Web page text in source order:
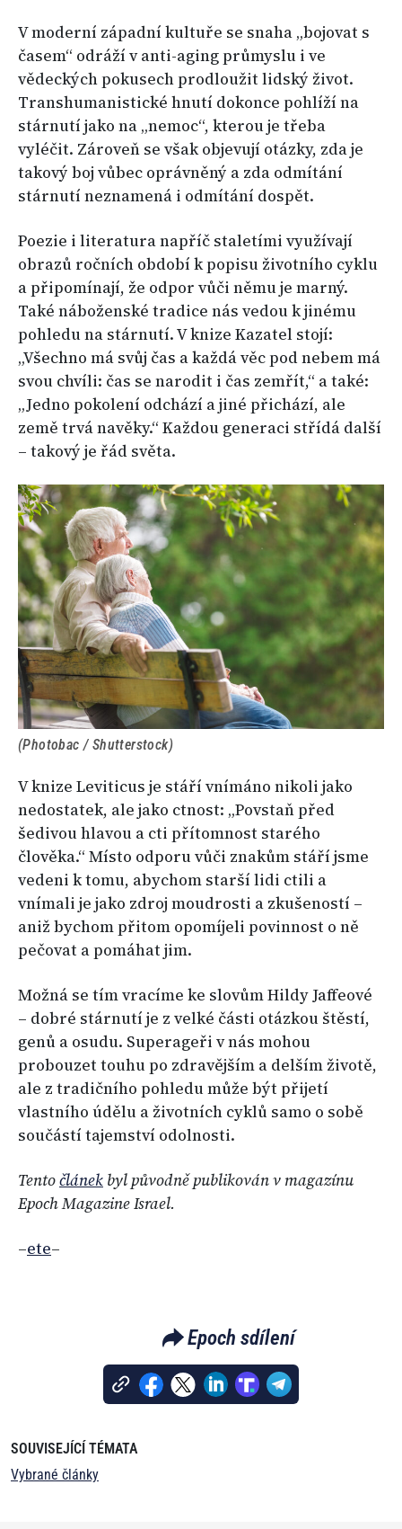
V moderní západní kultuře se snaha „bojovat s
časem“ odráží v anti-aging průmyslu i ve
vědeckých pokusech prodloužit lidský život.
Transhumanistické hnutí dokonce pohlíží na
stárnutí jako na „nemoc“, kterou je třeba
vyléčit. Zároveň se však objevují otázky, zda je
takový boj vůbec oprávněný a zda odmítání
stárnutí neznamená i odmítání dospět.
Poezie i literatura napříč staletími využívají
obrazů ročních období k popisu životního cyklu
a připomínají, že odpor vůči němu je marný.
Také náboženské tradice nás vedou k jinému
pohledu na stárnutí. V knize Kazatel stojí:
„Všechno má svůj čas a každá věc pod nebem má
svou chvíli: čas se narodit i čas zemřít,“ a také:
„Jedno pokolení odchází a jiné přichází, ale
země trvá navěky.“ Každou generaci střídá další
– takový je řád světa.
(Photobac / Shutterstock)
V knize Leviticus je stáří vnímáno nikoli jako
nedostatek, ale jako ctnost: „Povstaň před
šedivou hlavou a cti přítomnost starého
člověka.“ Místo odporu vůči znakům stáří jsme
vedeni k tomu, abychom starší lidi ctili a
vnímali je jako zdroj moudrosti a zkušeností –
aniž bychom přitom opomíjeli povinnost o ně
pečovat a pomáhat jim.
Možná se tím vracíme ke slovům Hildy Jaffeové
– dobré stárnutí je z velké části otázkou štěstí,
genů a osudu. Superageři v nás mohou
probouzet touhu po zdravějším a delším životě,
ale z tradičního pohledu může být přijetí
vlastního údělu a životních cyklů samo o sobě
součástí tajemství odolnosti.
Tentočlánek byl původně publikován v magazínu
Epoch Magazine Israel.
–ete–
Epoch sdílení
SOUVISEJÍCÍ TÉMATA
Vybrané články